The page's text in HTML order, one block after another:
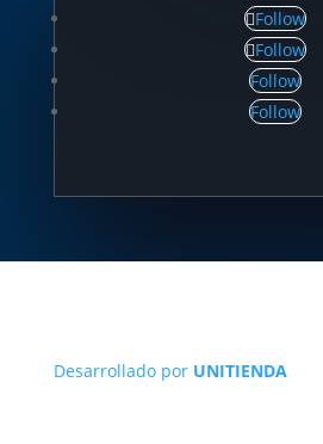
Follow
Follow
Follow
Follow
Desarrollado por UNITIENDA